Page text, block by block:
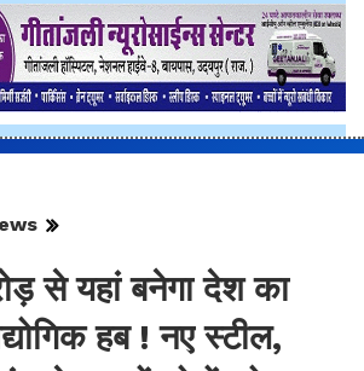
से यहां बनेगा देश का
हब ! नए स्टील,